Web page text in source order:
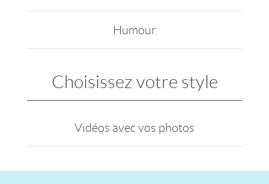
Humour
Choisissez votre style
Vidéos avec vos photos